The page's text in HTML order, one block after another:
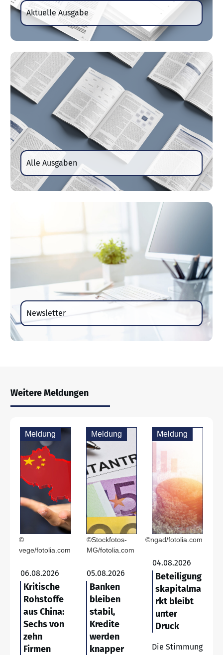
Aktuelle Ausgabe
Alle Ausgaben
Newsletter
Weitere Meldungen
Meldung
©
vege/fotolia.com
06.08.2026
Kritische
Rohstoffe
aus China:
Sechs von
zehn
Firmen
Meldung
©Stockfotos-
MG/fotolia.com
05.08.2026
Banken
bleiben
stabil,
Kredite
werden
knapper
Meldung
©ngad/fotolia.com
04.08.2026
Beteiligung
skapitalma
rkt bleibt
unter
Druck
Die Stimmung